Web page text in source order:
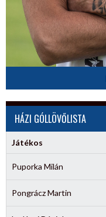
HÁZI GÓLLÖVŐLISTA
Játékos
Puporka Milán
Pongrácz Martin